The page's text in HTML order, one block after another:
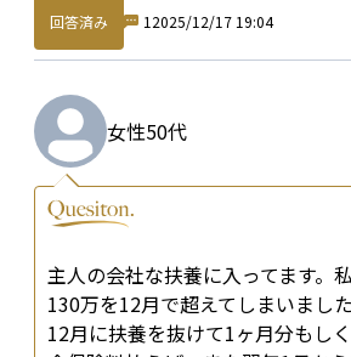
回答済み 1 2025/12/17 19:04
女性50代
主人の会社な扶養に入ってます。
130万を12月で超えてしまいました
12月に扶養を抜けて1ヶ月分もし